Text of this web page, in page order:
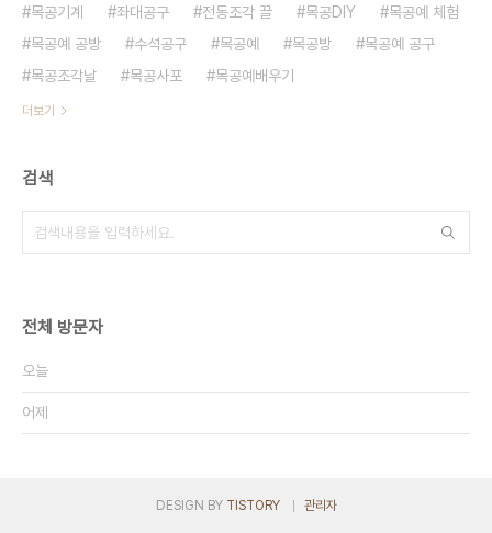
목공기계
좌대공구 전동조각 끌 목공DIY
목공예 체험
목공예 공방
수석공구 목공예 목공방
목공예 공구
목공조각날
목공사포 목공예배우기
더보기
검색
전체 방문자
오늘
어제
DESIGN BY TISTORY 관리자